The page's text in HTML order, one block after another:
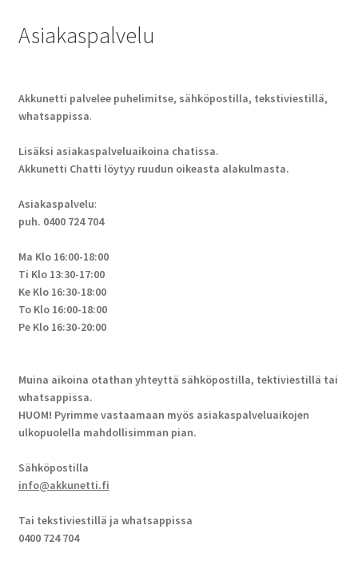
Asiakaspalvelu
Akkunetti palvelee puhelimitse, sähköpostilla, tekstiviestillä,
whatsappissa.
Lisäksi asiakaspalveluaikoina chatissa.
Akkunetti Chatti löytyy ruudun oikeasta alakulmasta.
Asiakaspalvelu:
puh. 0400 724 704
Ma Klo 16:00-18:00
Ti Klo 13:30-17:00
Ke Klo 16:30-18:00
To Klo 16:00-18:00
Pe Klo 16:30-20:00
Muina aikoina otathan yhteyttä sähköpostilla, tektiviestillä tai
whatsappissa.
HUOM! Pyrimme vastaamaan myös asiakaspalveluaikojen
ulkopuolella mahdollisimman pian.
Sähköpostilla
info@akkunetti.fi
Tai tekstiviestillä ja whatsappissa
0400 724 704